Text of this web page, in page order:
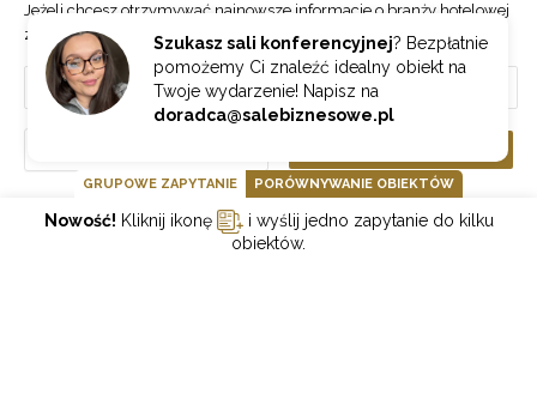
Szukasz sali konferencyjnej? Bezpłatnie
pomożemy Ci znaleźć idealny obiekt na
Twoje wydarzenie! Napisz na
doradca@salebiznesowe.pl
Jeżeli chcesz otrzymywać najnowsze informacje o branży hotelowej
zapisz się do naszego newslettera.
GOONLINE.PL SPÓŁKA Z OGRANICZONĄ ODPOWIEDZIALNOŚCIĄ SP.K.
GRUPOWE ZAPYTANIE PORÓWNYWANIE OBIEKTÓW
Nowość! Kliknij ikonę
i wyślij jedno zapytanie do kilku
obiektów.